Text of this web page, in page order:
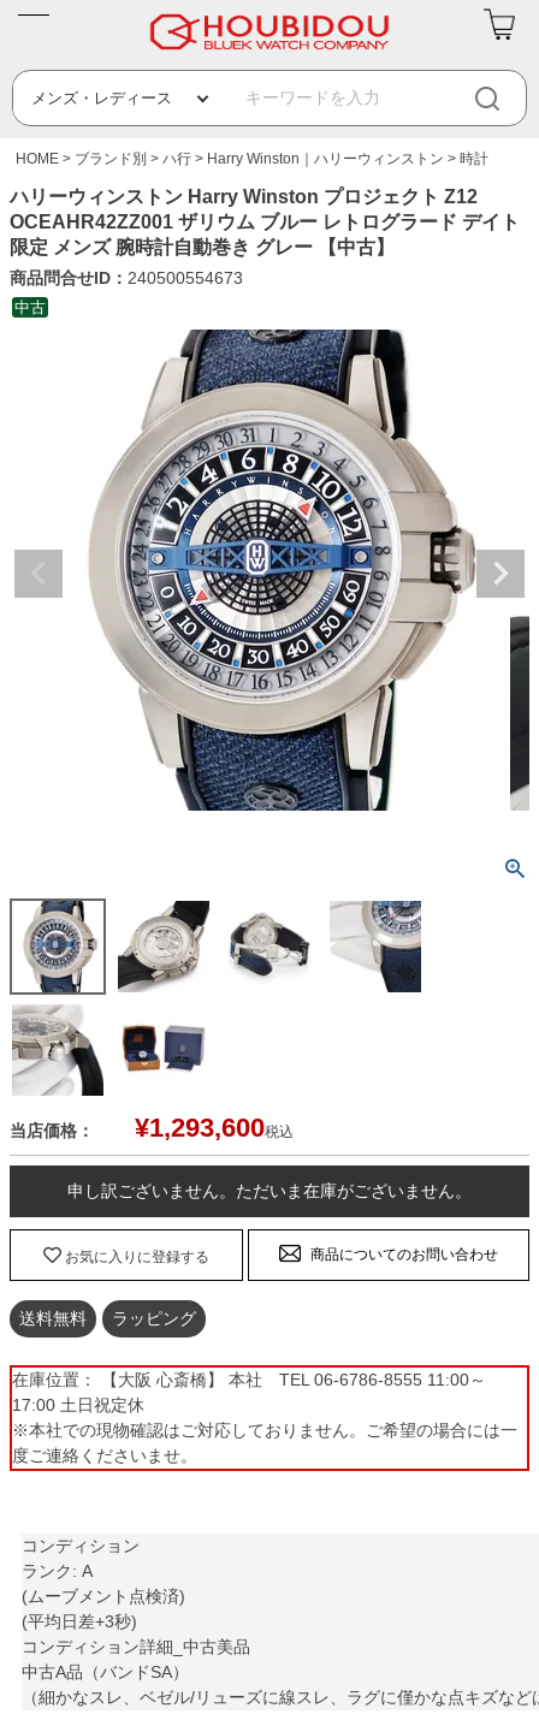
HOME ブランド別 ハ行 Harry Winston｜ハリーウィンストン 時計
ハリーウィンストン Harry Winston プロジェクト Z12
OCEAHR42ZZ001 ザリウム ブルー レトログラード デイト
限定 メンズ 腕時計自動巻き グレー 【中古】
商品問合せID： 240500554673
中古
当店価格： ¥1,293,600税込
申し訳ございません。ただいま在庫がございません。
お気に入りに登録する 商品についてのお問い合わせ
送料無料 ラッピング
在庫位置： 【大阪 心斎橋】 本社 TEL 06-6786-8555 11:00～
17:00 土日祝定休
※本社での現物確認はご対応しておりません。ご希望の場合には一
度ご連絡くださいませ。
コンディション
ランク: A
(ムーブメント点検済)
(平均日差+3秒)
コンディション詳細_中古美品
中古A品（バンドSA）
（細かなスレ、ベゼル/リューズに線スレ、ラグに僅かな点キズな